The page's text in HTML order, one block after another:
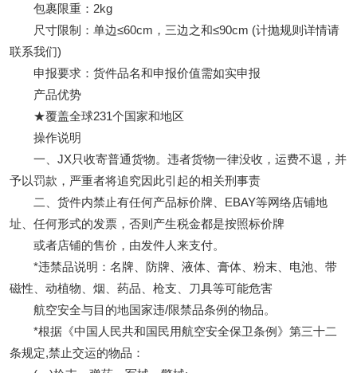
包裹限重：2kg
尺寸限制：单边≤60cm，三边之和≤90cm (计抛规则详情请
联系我们)
申报要求：货件品名和申报价值需如实申报
产品优势
★覆盖全球231个国家和地区
操作说明
一、JX只收寄普通货物。违者货物一律没收，运费不退，并
予以罚款，严重者将追究因此引起的相关刑事责
二、货件内禁止有任何产品标价牌、EBAY等网络店铺地
址、任何形式的发票，否则产生税金都是按照标价牌
或者店铺的售价，由发件人来支付。
*违禁品说明：名牌、防牌、液体、膏体、粉末、电池、带
磁性、动植物、烟、药品、枪支、刀具等可能危害
航空安全与目的地国家违/限禁品条例的物品。
*根据《中国人民共和国民用航空安全保卫条例》第三十二
条规定,禁止交运的物品：